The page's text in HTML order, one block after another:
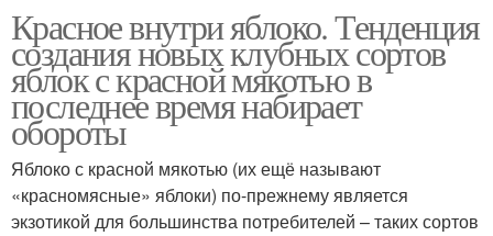
Красное внутри яблоко. Тенденция
создания новых клубных сортов
яблок с красной мякотью в
последнее время набирает
обороты
Яблоко с красной мякотью (их ещё называют
«красномясные» яблоки) по-прежнему является
экзотикой для большинства потребителей – таких сортов